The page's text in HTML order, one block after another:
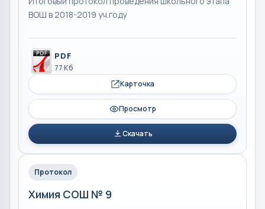
ВОШ в 2018-2019 уч.году
PDF
77 Кб
Карточка
Просмотр
Скачать
Протокол
Химия СОШ № 9